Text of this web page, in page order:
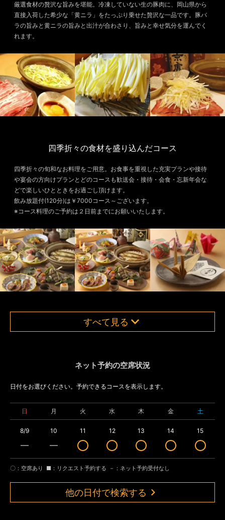
厳選食材の贅沢な旨みを堪能。冷凍していない生の豚肉に、岡山県から
直接入荷した希少な「黄ニラ」をたっぷり乗せた贅沢な一品です。豚バ
ラの旨みと黄ニラの旨みと出汁が合わさり、旨みと幸せ気分を運んでく
れます。
四季折々の食材を盛り込んだコース
四季折々の旬和なお料理をご用意。お食事を重視した充実プランや接待
や宴会の方向けプランとどのコースも歓送会・接待・会食・忘新年会な
どで楽しいひとときをお過ごし頂けます。
飲み放題付(120分)は￥7000コース～ございます。
※コース料理のご予約は２日前までにお願いいたします。
すべて見る
ネット予約の空席状況
日付をお選びください。予約できるコースを表示します。
日 月 火 水 木 金 土
8/9 10 11 12 13 14 15
〇：空席あり ■：リクエスト予約する －：ネット予約受付なし
他の日付で検索する